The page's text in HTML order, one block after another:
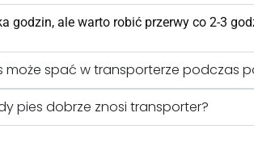
godzin, ale warto robić przerwy co 2-3
może spać w transporterze podczas
pies dobrze znosi transporter?